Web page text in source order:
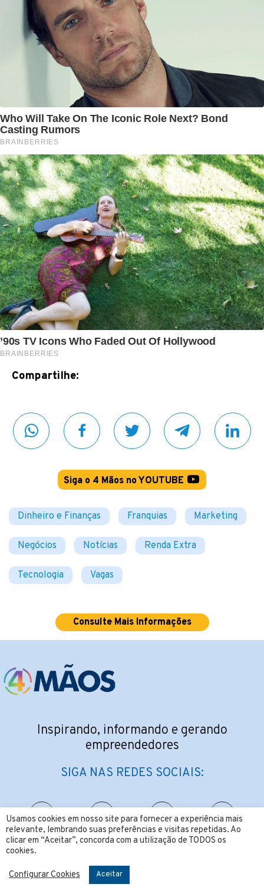
Compartilhe:
Siga o 4 Mãos no YOUTUBE
Dinheiro e Finanças Franquias Marketing
Negócios Notícias Renda Extra
Tecnologia Vagas
Consulte Mais Informações
Usamos cookies em nosso site para fornecer a experiência mais
relevante, lembrando suas preferências e visitas repetidas. Ao
clicar em “Aceitar”, concorda com a utilização de TODOS os
cookies.
Configurar Cookies Aceitar
Inspirando, informando e gerando
empreendedores
SIGA NAS REDES SOCIAIS:
contato@4maos.com.br